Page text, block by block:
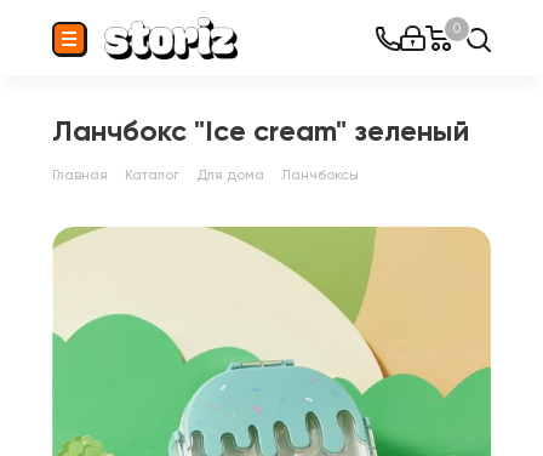
0
Ланчбокс "Ice cream" зеленый
Главная Каталог Для дома Ланчбоксы